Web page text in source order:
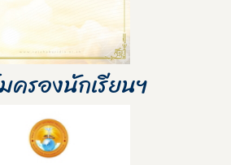
รองนักเรียนฯ